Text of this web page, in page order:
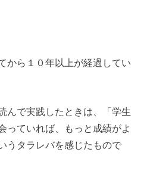
から１０年以上が経過してい
んで実践したときは、「学生
っていれば、もっと成績がよ
うタラレバを感じたもので